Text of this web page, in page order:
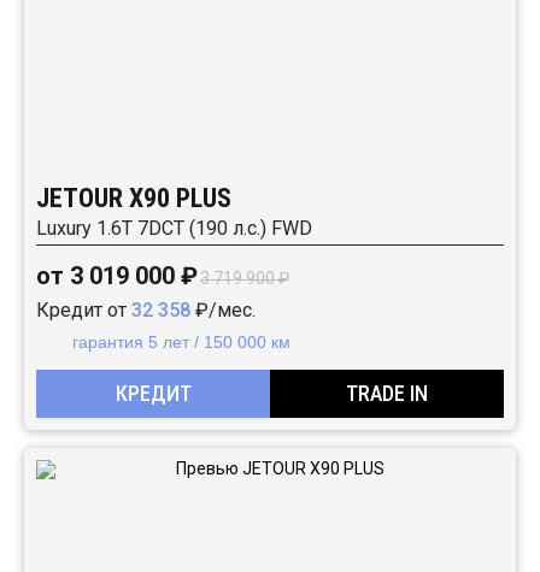
JETOUR X90 PLUS
Luxury 1.6T 7DCT (190 л.с.) FWD
от 3 019 000 ₽3 719 900 ₽
Кредит от 32 358 ₽/мес.
гарантия 5 лет / 150 000 км
КРЕДИТ TRADE IN